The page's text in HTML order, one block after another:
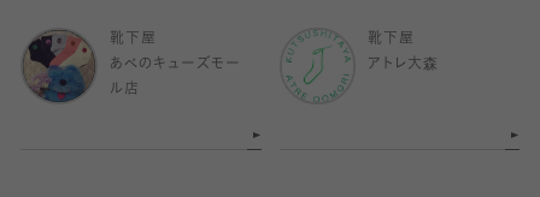
靴下屋
あべのキューズモー
ル店
靴下屋
アトレ大森